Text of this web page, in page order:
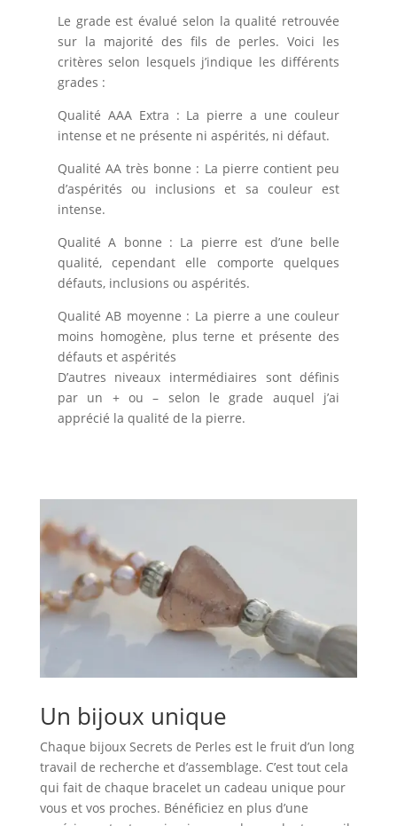
Le grade est évalué selon la qualité retrouvée
sur la majorité des fils de perles. Voici les
critères selon lesquels j’indique les différents
grades :
Qualité AAA Extra : La pierre a une couleur
intense et ne présente ni aspérités, ni défaut.
Qualité AA très bonne : La pierre contient peu
d’aspérités ou inclusions et sa couleur est
intense.
Qualité A bonne : La pierre est d’une belle
qualité, cependant elle comporte quelques
défauts, inclusions ou aspérités.
Qualité AB moyenne : La pierre a une couleur
moins homogène, plus terne et présente des
défauts et aspérités
D’autres niveaux intermédiaires sont définis
par un + ou – selon le grade auquel j’ai
apprécié la qualité de la pierre.
Un bijoux unique
Chaque bijoux Secrets de Perles est le fruit d’un long
travail de recherche et d’assemblage. C’est tout cela
qui fait de chaque bracelet un cadeau unique pour
vous et vos proches. Bénéficiez en plus d’une